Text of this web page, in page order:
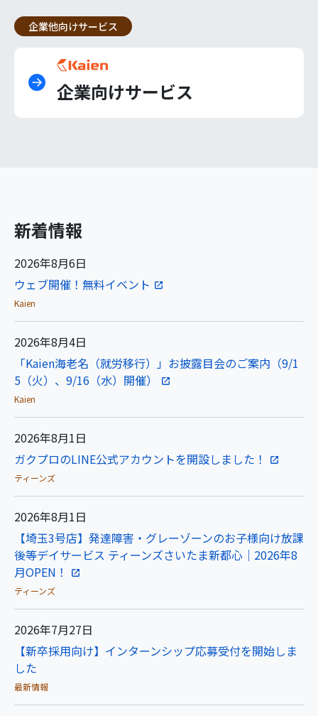
企業他向けサービス
企業向けサービス
新着情報
2026年8月6日
ウェブ開催！無料イベント
Kaien
2026年8月4日
「Kaien海老名（就労移行）」お披露目会のご案内（9/1
5（火）、9/16（水）開催）
Kaien
2026年8月1日
ガクプロのLINE公式アカウントを開設しました！
ティーンズ
2026年8月1日
【埼玉3号店】発達障害・グレーゾーンのお子様向け放課
後等デイサービス ティーンズさいたま新都心｜2026年8
月OPEN！
ティーンズ
2026年7月27日
【新卒採用向け】インターンシップ応募受付を開始しま
した
最新情報